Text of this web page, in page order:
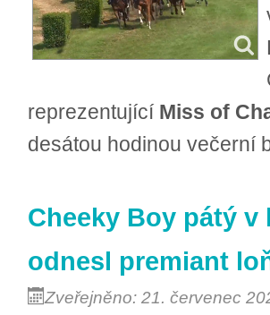
reprezentující Miss of
desátou hodinou večerní
Cheeky Boy pátý
odnesl premiant
Zveřejněno: 21. červenec